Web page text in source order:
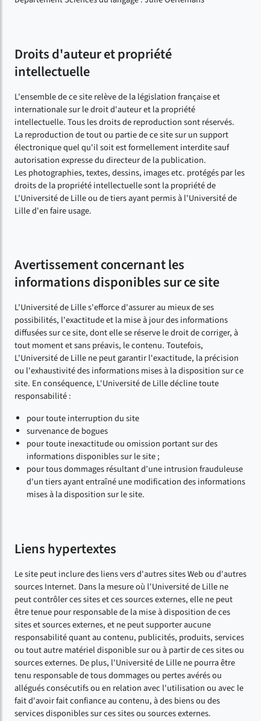
Droits d'auteur et propriété
intellectuelle
L'ensemble de ce site relève de la législation française et
internationale sur le droit d'auteur et la propriété
intellectuelle. Tous les droits de reproduction sont réservés.
La reproduction de tout ou partie de ce site sur un support
électronique quel qu'il soit est formellement interdite sauf
autorisation expresse du directeur de la publication.
Les photographies, textes, dessins, images etc. protégés par les
droits de la propriété intellectuelle sont la propriété de
L'Université de Lille ou de tiers ayant permis à l'Université de
Lille d'en faire usage.
Avertissement concernant les
informations disponibles sur ce site
L'Université de Lille s'efforce d'assurer au mieux de ses
possibilités, l'exactitude et la mise à jour des informations
diffusées sur ce site, dont elle se réserve le droit de corriger, à
tout moment et sans préavis, le contenu. Toutefois,
L'Université de Lille ne peut garantir l'exactitude, la précision
ou l'exhaustivité des informations mises à la disposition sur ce
site. En conséquence, L'Université de Lille décline toute
responsabilité :
pour toute interruption du site
survenance de bogues
pour toute inexactitude ou omission portant sur des
informations disponibles sur le site ;
pour tous dommages résultant d'une intrusion frauduleuse
d'un tiers ayant entraîné une modification des informations
mises à la disposition sur le site.
Liens hypertextes
Le site peut inclure des liens vers d'autres sites Web ou d'autres
sources Internet. Dans la mesure où l'Université de Lille ne
peut contrôler ces sites et ces sources externes, elle ne peut
être tenue pour responsable de la mise à disposition de ces
sites et sources externes, et ne peut supporter aucune
responsabilité quant au contenu, publicités, produits, services
ou tout autre matériel disponible sur ou à partir de ces sites ou
sources externes. De plus, l'Université de Lille ne pourra être
tenu responsable de tous dommages ou pertes avérés ou
allégués consécutifs ou en relation avec l'utilisation ou avec le
fait d'avoir fait confiance au contenu, à des biens ou des
services disponibles sur ces sites ou sources externes.